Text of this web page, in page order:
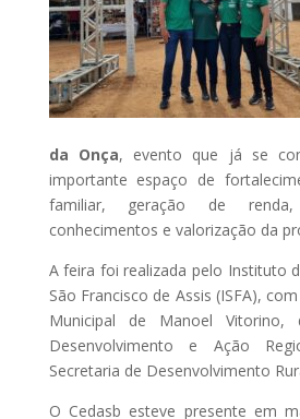
da Onça, evento que já se
importante espaço de
familiar, geração de
conhecimentos e valorização da
A feira foi realizada pelo Instituto
São Francisco de Assis (ISFA),
Municipal de Manoel Vitorino,
Desenvolvimento e Ação
Secretaria de Desenvolvimento
O Cedasb esteve presente em